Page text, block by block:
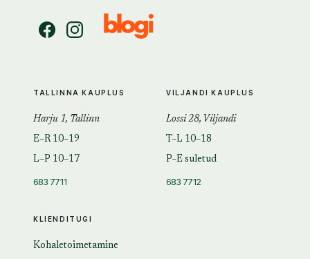
KLIENDITUGI
Kohaletoimetamine
TALLINNA KAUPLUS
Harju 1, Tallinn
E–R 10–19
L–P 10–17
683 7711
VILJANDI KAUPLUS
Lossi 28, Viljandi
T–L 10–18
P–E suletud
683 7712